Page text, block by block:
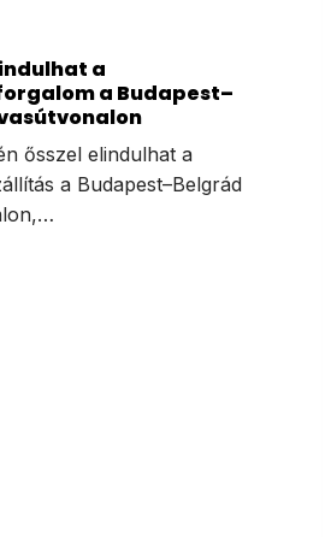
a
a Budapest–
ősszel elindulhat a
a Budapest–Belgrád